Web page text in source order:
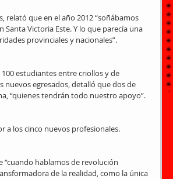
relató que en el año 2012 “soñábamos
Victoria Este. Y lo que parecía una
provinciales y nacionales”.
estudiantes entre criollos y de
nuevos egresados, detalló que dos de
“quienes tendrán todo nuestro apoyo”.
a los cinco nuevos profesionales.
“cuando hablamos de revolución
de la realidad, como la única